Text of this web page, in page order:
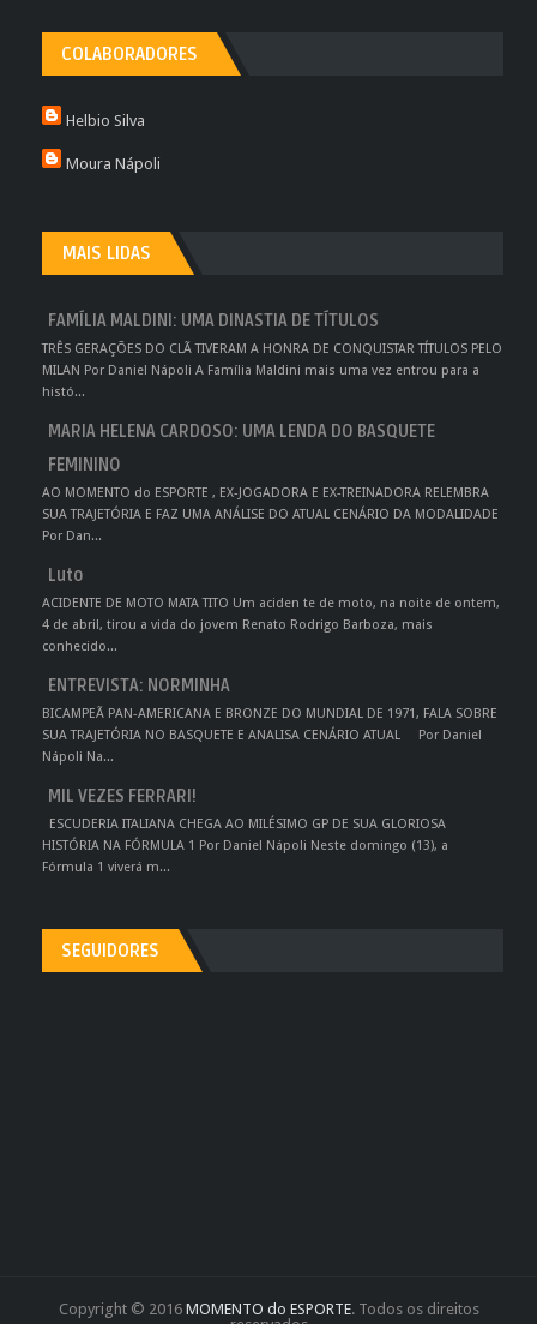
COLABORADORES
Helbio Silva
Moura Nápoli
MAIS LIDAS
FAMÍLIA MALDINI: UMA DINASTIA DE TÍTULOS
TRÊS GERAÇÕES DO CLÃ TIVERAM A HONRA DE CONQUISTAR TÍTULOS PELO
MILAN Por Daniel Nápoli A Família Maldini mais uma vez entrou para a
histó...
MARIA HELENA CARDOSO: UMA LENDA DO BASQUETE
FEMININO
AO MOMENTO do ESPORTE , EX-JOGADORA E EX-TREINADORA RELEMBRA
SUA TRAJETÓRIA E FAZ UMA ANÁLISE DO ATUAL CENÁRIO DA MODALIDADE
Por Dan...
Luto
ACIDENTE DE MOTO MATA TITO Um aciden te de moto, na noite de ontem,
4 de abril, tirou a vida do jovem Renato Rodrigo Barboza, mais
conhecido...
ENTREVISTA: NORMINHA
BICAMPEÃ PAN-AMERICANA E BRONZE DO MUNDIAL DE 1971, FALA SOBRE
SUA TRAJETÓRIA NO BASQUETE E ANALISA CENÁRIO ATUAL Por Daniel
Nápoli Na...
MIL VEZES FERRARI!
ESCUDERIA ITALIANA CHEGA AO MILÉSIMO GP DE SUA GLORIOSA
HISTÓRIA NA FÓRMULA 1 Por Daniel Nápoli Neste domingo (13), a
Fórmula 1 viverá m...
SEGUIDORES
Copyright © 2016 MOMENTO do ESPORTE. Todos os direitos